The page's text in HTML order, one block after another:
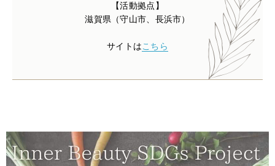
【活動拠点】
滋賀県（守山市、長浜市）
サイトは こちら